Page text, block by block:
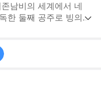
남비의 세계에서 네
한 둘째 공주로 빙의한
시스템’을 각성한 연
전의 길을 시작한다.
며, S급 정신 진정술